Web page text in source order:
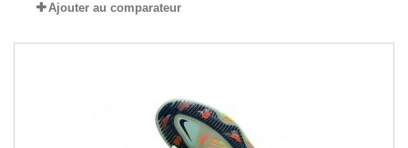
Ajouter au comparateur